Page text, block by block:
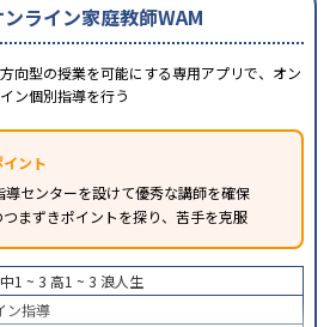
ンライン家庭教師WAM
向型の授業を可能にする専用アプリで、オン
ン個別指導を行う
ント
センターを設けて優秀な講師を確保
まずきポイントを探り、苦手を克服
中1 ~ 3 高1 ~ 3 浪人生
ン指導